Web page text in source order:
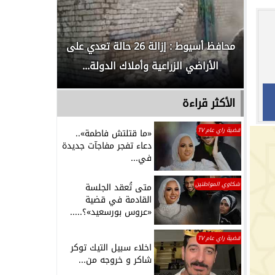
محافظ أسيوط : إزالة 26 حالة تعدي على
الأراضي الزراعية وأملاك الدولة...
الأكثر قراءة
قضية راي عام TV «ما قتلتش فاطمة»..
دعاء تفجر مفاجآت جديدة
في...
شكاوي المواطنين متى تُعقد الجلسة
القادمة في قضية
«عروس بورسعيد»؟.....
قضية راي عام TV
اخلاء سبيل التيك توكر
شاكر و خروجه من...